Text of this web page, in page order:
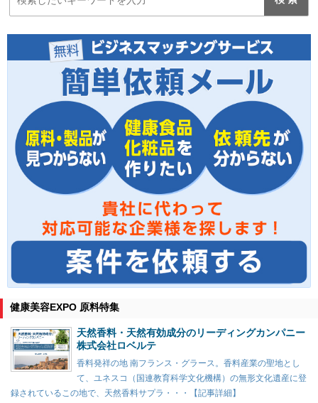
健康美容EXPO 原料特集
天然香料・天然有効成分のリーディングカンパニー
株式会社ロベルテ
香料発祥の地 南フランス・グラース。香料産業の聖地とし
て、ユネスコ（国連教育科学文化機構）の無形文化遺産に登
録されているこの地で、天然香料サプラ・・・【記事詳細】